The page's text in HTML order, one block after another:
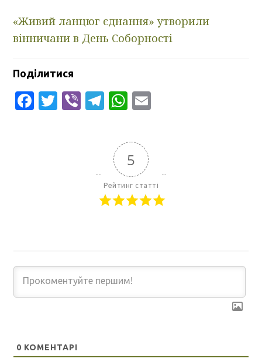
«Живий ланцюг єднання» утворили
вінничани в День Соборності
Поділитися
Facebook
Twitter
ViberTelegram
WhatsApp
5
Рейтинг статті
0 КОМЕНТАРІ